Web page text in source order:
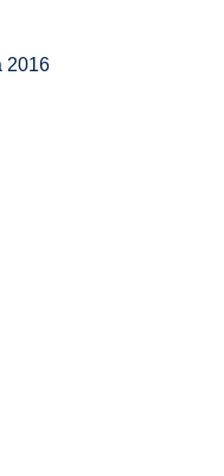
2016